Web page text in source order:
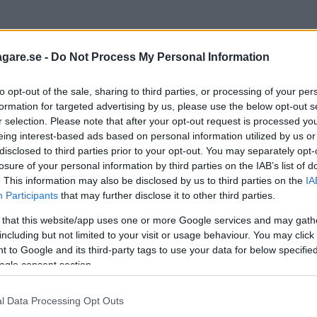
- Do Not Process My Personal Information
opt-out of the sale, sharing to third parties, or processing of your
for targeted advertising by us, please use the below opt-out
selection. Please note that after your opt-out request is processed
interest-based ads based on personal information utilized by us
to third parties prior to your opt-out. You may separately
of your personal information by third parties on the IAB’s list of
This information may also be disclosed by us to third parties on the
Participants that may further disclose it to other third parties.
that this website/app uses one or more Google services and may
but not limited to your visit or usage behaviour. You may
to Google and its third-party tags to use your data for below
consent section.
Data Processing Opt Outs
Mäkinen länkade till gäller ju främst MC och de
sofistikerade än bilmotorer.
det främst handlat om att klara utsläppskrav och att få
senare är knappt mätbart.
mil och det kravet finns knappast på en mc-motor.
sådana bilar görs inte längre
Fast högre än 20 är nog inte att föredra.